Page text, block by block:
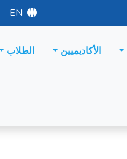
EN
الأكاديميين الطلاب